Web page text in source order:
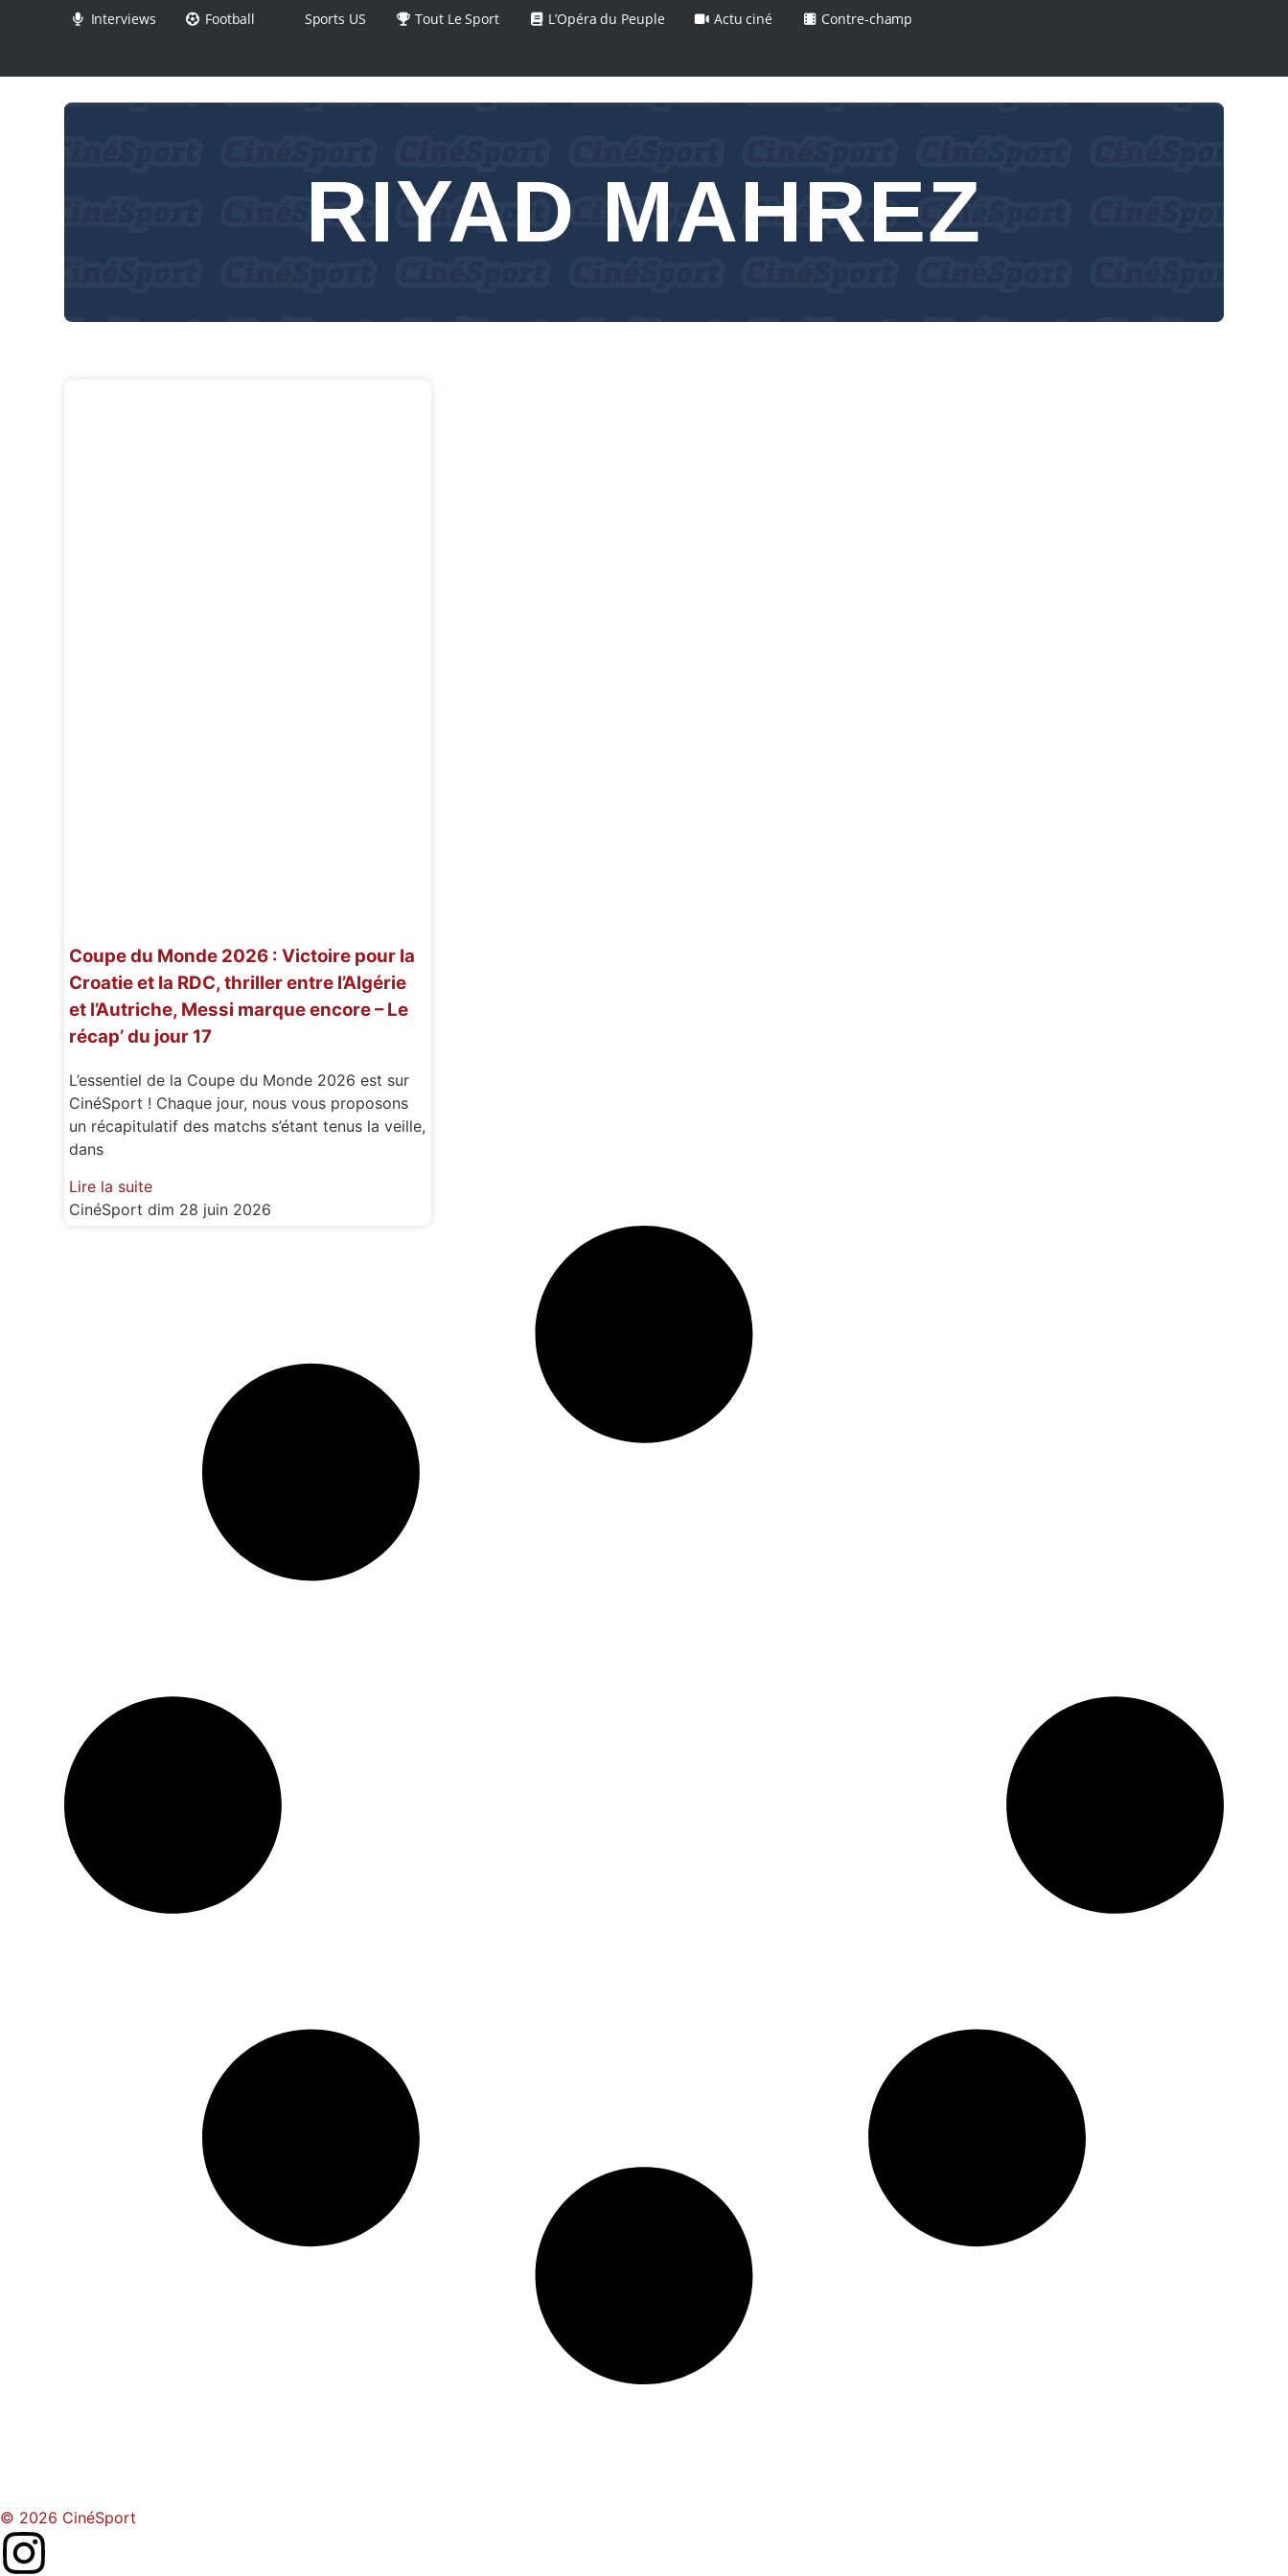
Interviews Football Sports US Tout Le Sport L’Opéra du Peuple Actu ciné Contre-champ
RIYAD MAHREZ
Coupe du Monde 2026 : Victoire pour la
Croatie et la RDC, thriller entre l’Algérie
et l’Autriche, Messi marque encore – Le
récap’ du jour 17
L’essentiel de la Coupe du Monde 2026 est sur
CinéSport ! Chaque jour, nous vous proposons
un récapitulatif des matchs s’étant tenus la veille,
dans
Lire la suite
CinéSportdim 28 juin 2026
© 2026 CinéSport